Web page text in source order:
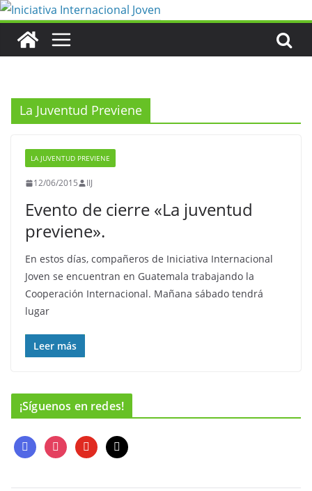
Saltar
contenido
La Juventud Previene
LA JUVENTUD PREVIENE
12/06/2015 IIJ
Evento de cierre «La juventud
previene».
En estos días, compañeros de Iniciativa Internacional
Joven se encuentran en Guatemala trabajando la
Cooperación Internacional. Mañana sábado tendrá
lugar
Leer más
¡Síguenos en redes!
f
a
e
i
n
t
y
o
t
m
a
l